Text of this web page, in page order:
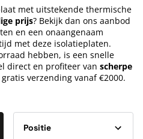
met uitstekende thermische
prijs? Bekijk dan ons aanbod
en een onaangenaam
met deze isolatieplaten.
hebben, is een snelle
direct en profiteer van scherpe
verzending vanaf €2000.